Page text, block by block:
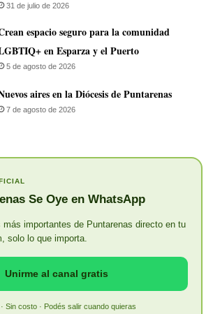
31 de julio de 2026
espacio seguro para la comunidad
en Esparza y el Puerto
5 de agosto de 2026
aires en la Diócesis de Puntarenas
7 de agosto de 2026
Se Oye en WhatsApp
importantes de Puntarenas directo en tu
solo lo que importa.
Unirme al canal gratis
Sin costo · Podés salir cuando quieras